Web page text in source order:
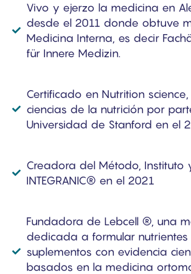
Vivo y ejerzo la medicina en
desde el 2011 donde obtuve
Medicina Interna, es decir
für Innere Medizin.
Certificado en Nutrition
ciencias de la nutrición por
Universidad de Stanford en el
Creadora del Método, Instituto
INTEGRANIC® en el 2021
Fundadora de Lebcell ®, una
dedicada a formular nutrientes
suplementos con evidencia
basados en la medicina